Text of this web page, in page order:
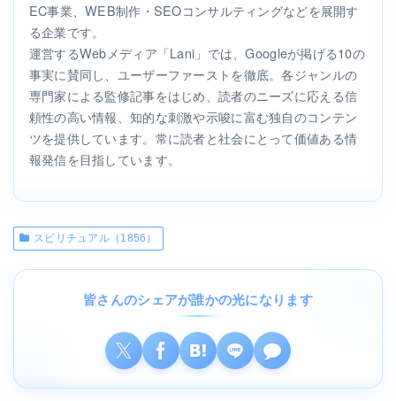
EC事業、WEB制作・SEOコンサルティングなどを展開す
る企業です。
運営するWebメディア「Lani」では、Googleが掲げる10の
事実に賛同し、ユーザーファーストを徹底。各ジャンルの
専門家による監修記事をはじめ、読者のニーズに応える信
頼性の高い情報、知的な刺激や示唆に富む独自のコンテン
ツを提供しています。常に読者と社会にとって価値ある情
報発信を目指しています。
スピリチュアル（1856）
皆さんのシェアが誰かの光になります